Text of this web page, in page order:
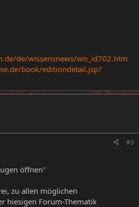
de/wissensnews/wn_id702.htm
book/editiondetail.jsp?
#3
öffnen"
zu allen möglichen
hiesigen Forum-Thematik